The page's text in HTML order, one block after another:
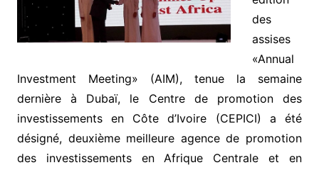
des
assises
«Annual
Investment Meeting» (AIM), tenue la semaine
dernière à Dubaï, le Centre de promotion des
investissements en Côte d’Ivoire (CEPICI) a été
désigné, deuxième meilleure agence de promotion
des investissements en Afrique Centrale et en